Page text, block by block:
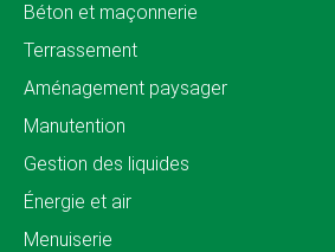
Béton et maçonnerie
Terrassement
Aménagement paysager
Manutention
Gestion des liquides
Énergie et air
Menuiserie